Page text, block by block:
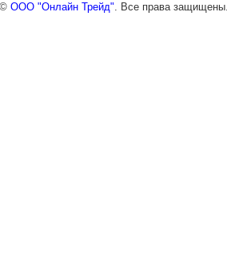
© ООО "Онлайн Трейд". Все права